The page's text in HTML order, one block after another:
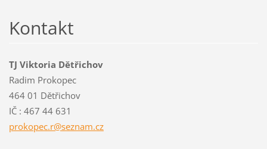
Kontakt
TJ Viktoria Dětřichov
Radim Prokopec
464 01 Dětřichov
IČ : 467 44 631
prokopec.r@seznam.cz